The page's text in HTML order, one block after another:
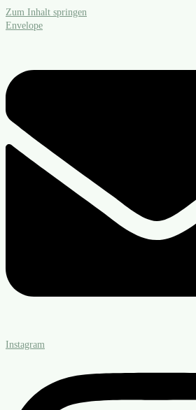
Zum Inhalt springen
Envelope
Instagram